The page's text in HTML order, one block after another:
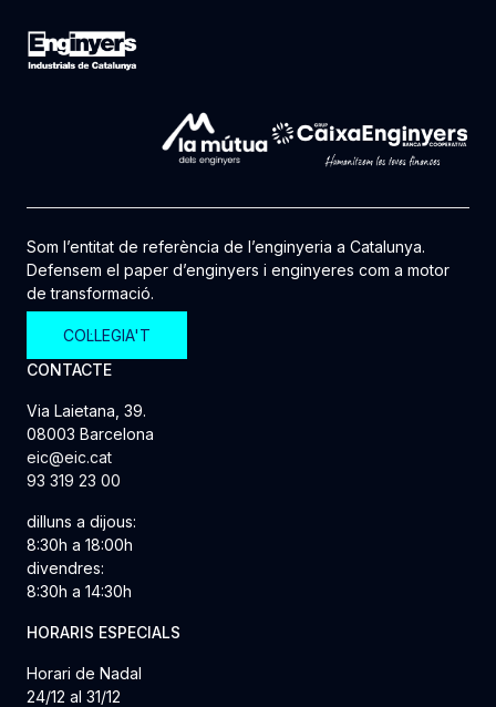
Som l’entitat de referència de l’enginyeria a Catalunya.
Defensem el paper d’enginyers i enginyeres com a motor
de transformació.
COL·LEGIA'T
CONTACTE
Via Laietana, 39.
08003 Barcelona
eic@eic.cat
93 319 23 00
dilluns a dijous:
8:30h a 18:00h
divendres:
8:30h a 14:30h
HORARIS ESPECIALS
Horari de Nadal
24/12 al 31/12